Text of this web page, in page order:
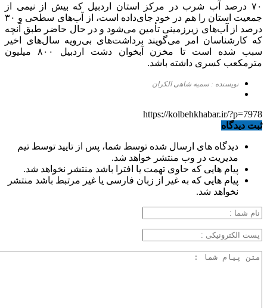
۷۰ درصد آب شرب در مرکز استان اردبیل که بیش از نیمی از
جمعیت استان را هم در خود جای‌داده است، از آب‌های سطحی و ۳۰
درصد از آب‌های زیرزمینی تأمین می‌شود و در حال حاضر طبق آنچه
که کارشناسان امر می‌گویند برداشت‌های بی‌رویه سال‌های اخیر
سبب شده است تا مخزن آبخوان دشت اردبیل ۸۰۰ میلیون
مترمکعب کسری داشته باشد.
نویسنده : سمیه شاهی الکران
https://kolbehkhabar.ir/?p=7978
ثبت دیدگاه
دیدگاه های ارسال شده توسط شما، پس از تایید توسط تیم
مدیریت در وب منتشر خواهد شد.
پیام هایی که حاوی تهمت یا افترا باشد منتشر نخواهد شد.
پیام هایی که به غیر از زبان فارسی یا غیر مرتبط باشد منتشر
نخواهد شد.